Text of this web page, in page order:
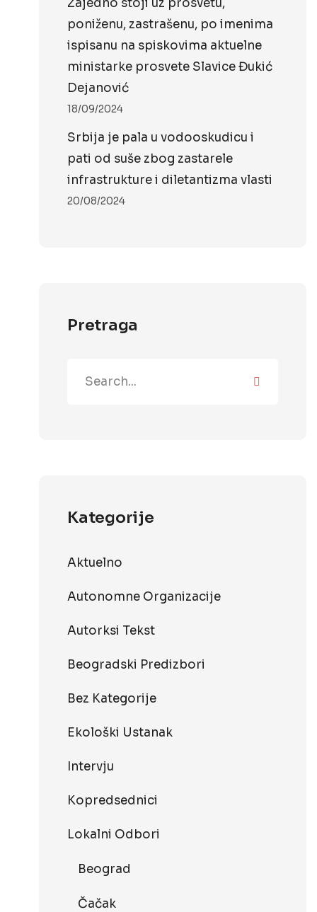
Zajedno stoji uz prosvetu,
poniženu, zastrašenu, po imenima
ispisanu na spiskovima aktuelne
ministarke prosvete Slavice Đukić
Dejanović
18/09/2024
Srbija je pala u vodooskudicu i
pati od suše zbog zastarele
infrastrukture i diletantizma vlasti
20/08/2024
Pretraga
Kategorije
Aktuelno
Autonomne Organizacije
Autorksi Tekst
Beogradski Predizbori
Bez Kategorije
Ekološki Ustanak
Intervju
Kopredsednici
Lokalni Odbori
Beograd
Čačak